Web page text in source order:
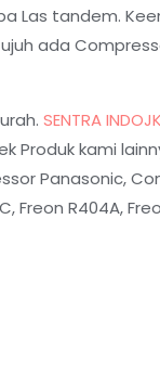
Las tandem.
ada
SENTRA
Produk kami
Panasonic,
R404A,